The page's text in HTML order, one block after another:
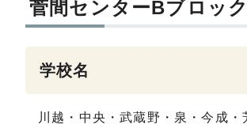
菅間センターBブロック
学校名
川越・中央・武蔵野・泉・今成